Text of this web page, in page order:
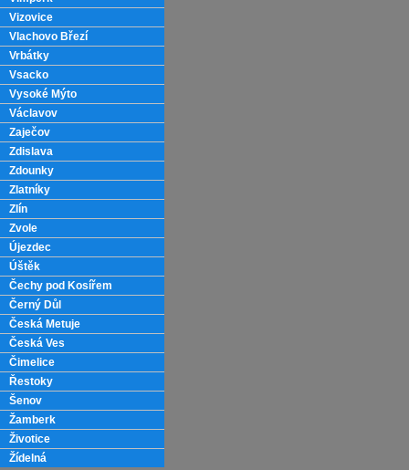
Vizovice
Vlachovo Březí
Vrbátky
Vsacko
Vysoké Mýto
Václavov
Zaječov
Zdislava
Zdounky
Zlatníky
Zlín
Zvole
Újezdec
Úštěk
Čechy pod Kosířem
Černý Důl
Česká Metuje
Česká Ves
Čimelice
Řestoky
Šenov
Žamberk
Životice
Žídelná